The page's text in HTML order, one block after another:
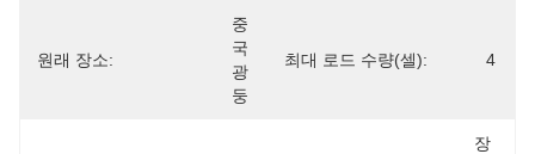
원래 장소:
중
국
광
둥
최대 로드 수량(셀): 4
장